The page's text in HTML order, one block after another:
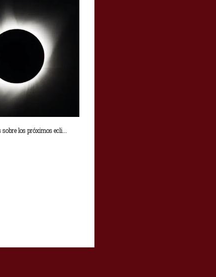
sobre los próximos ecli...